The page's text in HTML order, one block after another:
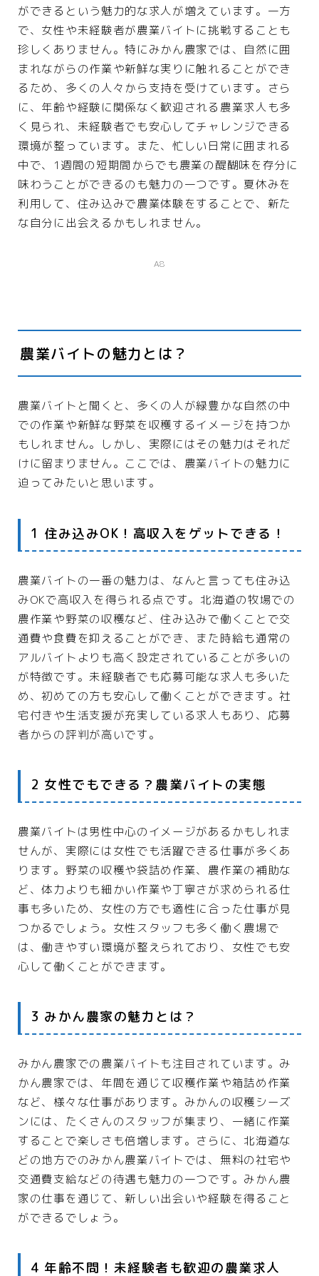
インテリア
ペット
リサイクル
オフィス用品
ガーデニング
スマホプラン
写真・プリント
子育て
家事・日用品
ASP
WEBコンサルティング
サーバー・ドメイン
ドメイン
ホームページ・ネットショップ
ポイントサービス・懸賞
プロバイダー
ギフト
オリジナルギフト
花
結婚・恋愛
婚活
ウエディング
グルメ予約
加工食品
生鮮食品
飲料
スポーツ・趣味
スポーツ
車・バイク
ファッション
服
ファッション小物
不動産・引越し
物件
引越
運営者情報
ができるという魅力的な求人が増えています。一方
で、女性や未経験者が農業バイトに挑戦することも
珍しくありません。特にみかん農家では、自然に囲
まれながらの作業や新鮮な実りに触れることができ
るため、多くの人々から支持を受けています。さら
に、年齢や経験に関係なく歓迎される農業求人も多
く見られ、未経験者でも安心してチャレンジできる
環境が整っています。また、忙しい日常に囲まれる
中で、1週間の短期間からでも農業の醍醐味を存分に
味わうことができるのも魅力の一つです。夏休みを
利用して、住み込みで農業体験をすることで、新た
な自分に出会えるかもしれません。
A8
農業バイトの魅力とは？
農業バイトと聞くと、多くの人が緑豊かな自然の中
での作業や新鮮な野菜を収穫するイメージを持つか
もしれません。しかし、実際にはその魅力はそれだ
けに留まりません。ここでは、農業バイトの魅力に
迫ってみたいと思います。
1 住み込みOK！高収入をゲットできる！
農業バイトの一番の魅力は、なんと言っても住み込
みOKで高収入を得られる点です。北海道の牧場での
農作業や野菜の収穫など、住み込みで働くことで交
通費や食費を抑えることができ、また時給も通常の
アルバイトよりも高く設定されていることが多いの
が特徴です。未経験者でも応募可能な求人も多いた
め、初めての方も安心して働くことができます。社
宅付きや生活支援が充実している求人もあり、応募
者からの評判が高いです。
2 女性でもできる？農業バイトの実態
農業バイトは男性中心のイメージがあるかもしれま
せんが、実際には女性でも活躍できる仕事が多くあ
ります。野菜の収穫や袋詰め作業、農作業の補助な
ど、体力よりも細かい作業や丁寧さが求められる仕
事も多いため、女性の方でも適性に合った仕事が見
つかるでしょう。女性スタッフも多く働く農場で
は、働きやすい環境が整えられており、女性でも安
心して働くことができます。
3 みかん農家の魅力とは？
みかん農家での農業バイトも注目されています。み
かん農家では、年間を通じて収穫作業や箱詰め作業
など、様々な仕事があります。みかんの収穫シーズ
ンには、たくさんのスタッフが集まり、一緒に作業
することで楽しさも倍増します。さらに、北海道な
どの地方でのみかん農業バイトでは、無料の社宅や
交通費支給などの待遇も魅力の一つです。みかん農
家の仕事を通じて、新しい出会いや経験を得ること
ができるでしょう。
4 年齢不問！未経験者も歓迎の農業求人